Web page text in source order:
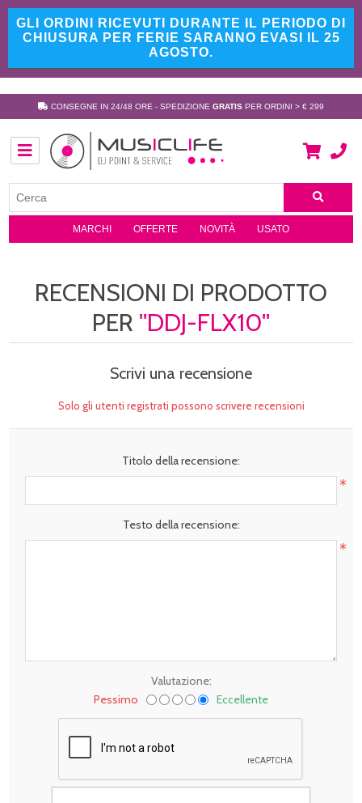
GLI ORDINI RICEVUTI DURANTE IL PERIODO DI
CHIUSURA PER FERIE SARANNO EVASI IL 25
AGOSTO.
CONSEGNE IN 24/48 ORE - SPEDIZIONE GRATIS PER ORDINI > € 299
MARCHI OFFERTE NOVITÀ USATO
RECENSIONI DI PRODOTTO
PER DDJ-FLX10
Scrivi una recensione
Solo gli utenti registrati possono scrivere recensioni
Titolo della recensione:
*
Testo della recensione:
*
Valutazione:
Pessimo
Eccellente